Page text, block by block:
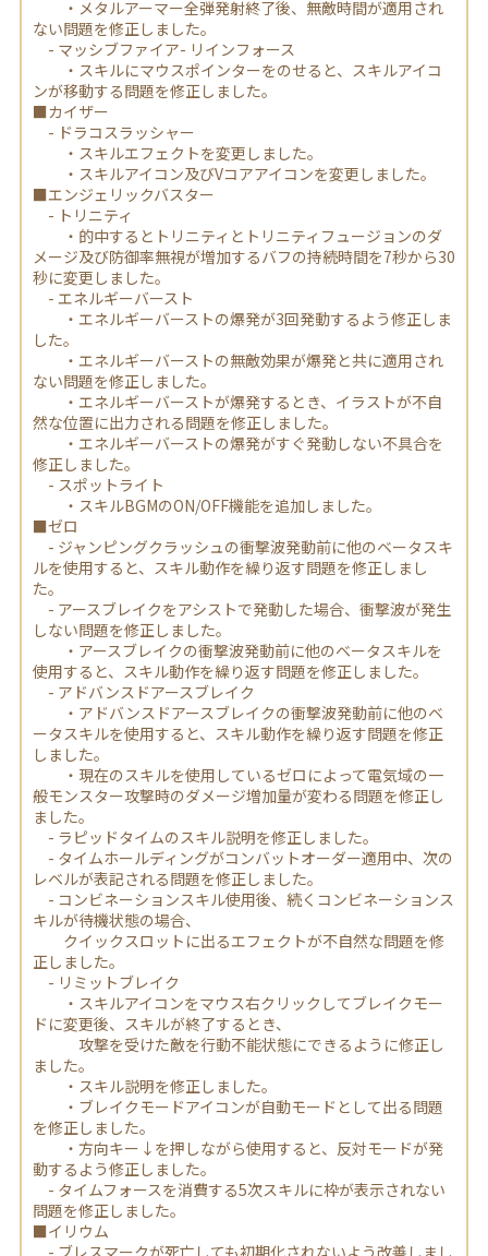
・メタルアーマー全弾発射終了後、無敵時間が適用され
ない問題を修正しました。
- マッシブファイア- リインフォース
・スキルにマウスポインターをのせると、スキルアイコ
ンが移動する問題を修正しました。
■カイザー
- ドラコスラッシャー
・スキルエフェクトを変更しました。
・スキルアイコン及びVコアアイコンを変更しました。
■エンジェリックバスター
- トリニティ
・的中するとトリニティとトリニティフュージョンのダ
メージ及び防御率無視が増加するバフの持続時間を7秒から30
秒に変更しました。
- エネルギーバースト
・エネルギーバーストの爆発が3回発動するよう修正しま
した。
・エネルギーバーストの無敵効果が爆発と共に適用され
ない問題を修正しました。
・エネルギーバーストが爆発するとき、イラストが不自
然な位置に出力される問題を修正しました。
・エネルギーバーストの爆発がすぐ発動しない不具合を
修正しました。
- スポットライト
・スキルBGMのON/OFF機能を追加しました。
■ゼロ
- ジャンピングクラッシュの衝撃波発動前に他のベータスキ
ルを使用すると、スキル動作を繰り返す問題を修正しまし
た。
- アースブレイクをアシストで発動した場合、衝撃波が発生
しない問題を修正しました。
・アースブレイクの衝撃波発動前に他のベータスキルを
使用すると、スキル動作を繰り返す問題を修正しました。
- アドバンスドアースブレイク
・アドバンスドアースブレイクの衝撃波発動前に他のベ
ータスキルを使用すると、スキル動作を繰り返す問題を修正
しました。
・現在のスキルを使用しているゼロによって電気域の一
般モンスター攻撃時のダメージ増加量が変わる問題を修正し
ました。
- ラピッドタイムのスキル説明を修正しました。
- タイムホールディングがコンバットオーダー適用中、次の
レベルが表記される問題を修正しました。
- コンビネーションスキル使用後、続くコンビネーションス
キルが待機状態の場合、
クイックスロットに出るエフェクトが不自然な問題を修
正しました。
- リミットブレイク
・スキルアイコンをマウス右クリックしてブレイクモー
ドに変更後、スキルが終了するとき、
攻撃を受けた敵を行動不能状態にできるように修正し
ました。
・スキル説明を修正しました。
・ブレイクモードアイコンが自動モードとして出る問題
を修正しました。
・方向キー↓を押しながら使用すると、反対モードが発
動するよう修正しました。
- タイムフォースを消費する5次スキルに枠が表示されない
問題を修正しました。
■イリウム
- ブレスマークが死亡しても初期化されないよう改善しまし